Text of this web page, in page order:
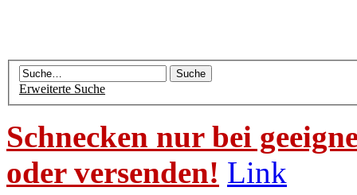
Erweiterte Suche
Schnecken nur bei
oder versenden! Link